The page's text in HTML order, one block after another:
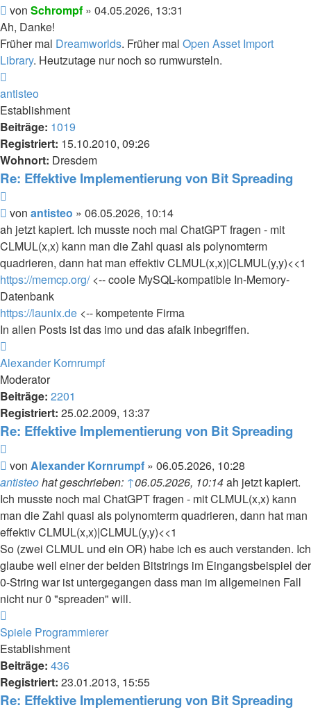
Beitrag
von Schrompf » 04.05.2026, 13:31
Ah, Danke!
Früher mal Dreamworlds. Früher mal Open Asset Import
Library. Heutzutage nur noch so rumwursteln.
oben
antisteo
Establishment
Beiträge: 1019
Registriert: 15.10.2010, 09:26
Wohnort: Dresdem
Re: Effektive Implementierung von Bit Spreading
Beitrag
von antisteo » 06.05.2026, 10:14
ah jetzt kapiert. Ich musste noch mal ChatGPT fragen - mit
CLMUL(x,x) kann man die Zahl quasi als polynomterm
quadrieren, dann hat man effektiv CLMUL(x,x)|CLMUL(y,y)<<1
https://memcp.org/<-- coole MySQL-kompatible In-Memory-
Datenbank
https://launix.de <-- kompetente Firma
In allen Posts ist das imo und das afaik inbegriffen.
oben
Alexander Kornrumpf
Moderator
Beiträge: 2201
Registriert: 25.02.2009, 13:37
Re: Effektive Implementierung von Bit Spreading
Beitrag
von Alexander Kornrumpf » 06.05.2026, 10:28
antisteohat geschrieben: ↑06.05.2026, 10:14ah jetzt kapiert.
Ich musste noch mal ChatGPT fragen - mit CLMUL(x,x) kann
man die Zahl quasi als polynomterm quadrieren, dann hat man
effektiv CLMUL(x,x)|CLMUL(y,y)<<1
So (zwei CLMUL und ein OR) habe ich es auch verstanden. Ich
glaube weil einer der beiden Bitstrings im Eingangsbeispiel der
0-String war ist untergegangen dass man im allgemeinen Fall
nicht nur 0 "spreaden" will.
oben
Spiele Programmierer
Establishment
Beiträge: 436
Registriert: 23.01.2013, 15:55
Re: Effektive Implementierung von Bit Spreading